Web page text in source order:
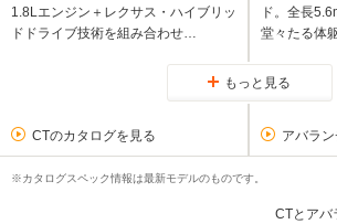
1.8Lエンジン＋レクサス・ハイブリッ
ドドライブ技術を組み合わせ…
ド。全長
堂々たる体
もっと見る
CTのカタログを見る アバラ
※カタログスペック情報は最新モデルのものです。
CTとアバ